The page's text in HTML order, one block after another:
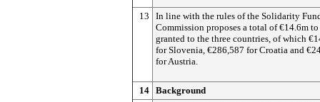
13
In line with the rules of the Solidarity
Commission proposes a total of €14.6m to
granted to the three countries, of which
for Slovenia, €286,587 for Croatia and
for Austria.
14 Background